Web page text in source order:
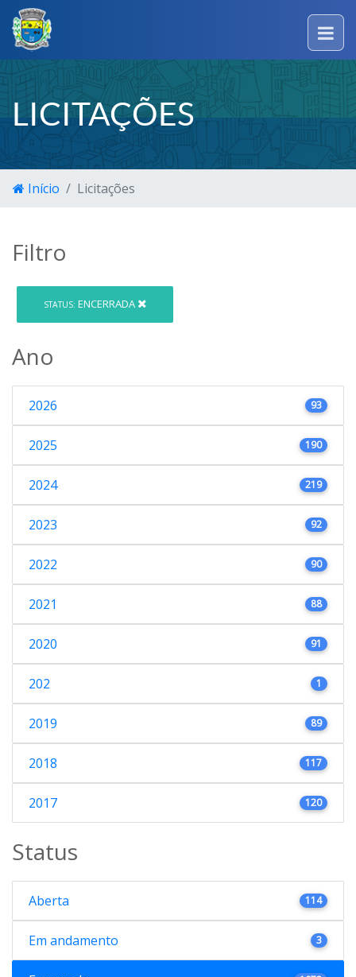
LICITAÇÕES
Início Licitações
Filtro
STATUS: ENCERRADA
Ano
2026 93
2025 190
2024 219
2023 92
2022 90
2021 88
2020 91
202 1
2019 89
2018 117
2017 120
Status
Aberta 114
Em andamento 3